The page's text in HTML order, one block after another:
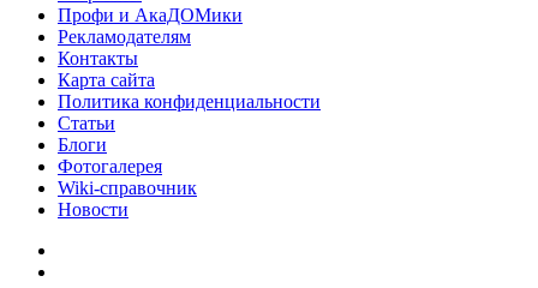
Профи и АкаДОМики
Рекламодателям
Контакты
Карта сайта
Политика конфиденциальности
Статьи
Блоги
Фотогалерея
Wiki-справочник
Новости